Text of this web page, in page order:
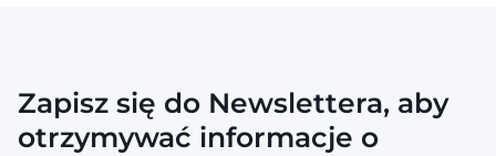
Zapisz się do Newslettera, aby
otrzymywać informacje o